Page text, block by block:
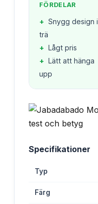
FÖRDELAR
+ Snygg design i
trä
+ Lågt pris
+ Lätt att hänga
upp
Specifikationer
Typ
Färg